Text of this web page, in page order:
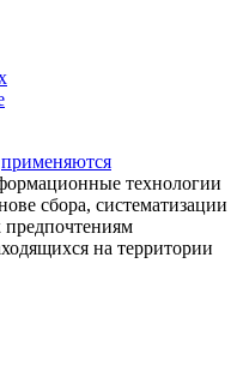
применяются
технологии
сбора, систематизации
предпочтениям
на территории